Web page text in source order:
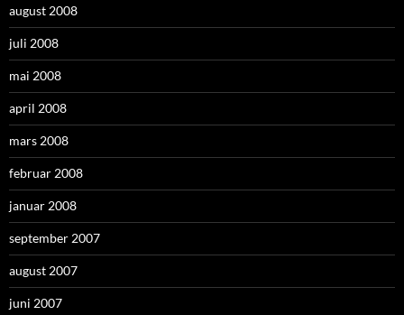
august 2008
juli 2008
mai 2008
april 2008
mars 2008
februar 2008
januar 2008
september 2007
august 2007
juni 2007